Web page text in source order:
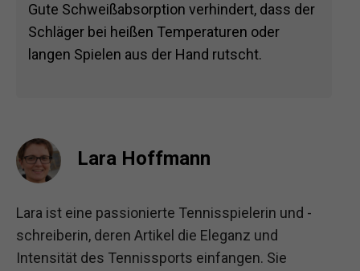
Gute Schweißabsorption verhindert, dass der
Schläger bei heißen Temperaturen oder
langen Spielen aus der Hand rutscht.
Lara Hoffmann
Lara ist eine passionierte Tennisspielerin und -
schreiberin, deren Artikel die Eleganz und
Intensität des Tennissports einfangen. Sie